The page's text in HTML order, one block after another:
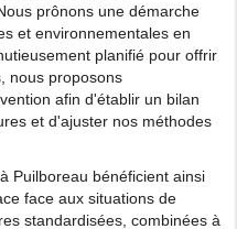
prônons une démarche
et environnementales en
planifié pour offrir
nous proposons
afin d'établir un bilan
et d'ajuster nos méthodes
Puilboreau bénéficient ainsi
face aux situations de
standardisées, combinées à